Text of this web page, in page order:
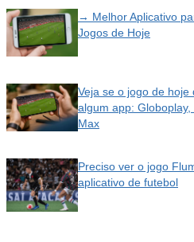
→ Melhor Aplicativo
Jogos de Hoje
Veja se o jogo de
algum app:
Max
Preciso ver o jogo
aplicativo de futebol